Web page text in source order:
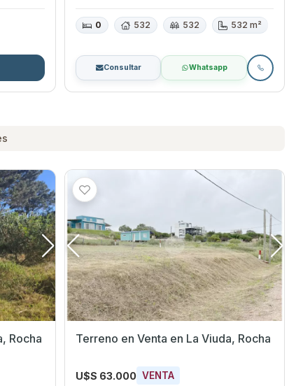
0 532 532 532 m²
Consultar Whatsapp
Viuda, Rocha Terreno en Venta en La Viuda, Rocha
U$S 63.000 VENTA